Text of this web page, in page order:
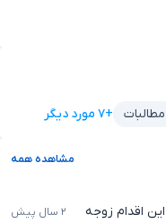
+۷ مورد دیگر
مشاهده همه
اقدام زوجه ۲ سال پیش